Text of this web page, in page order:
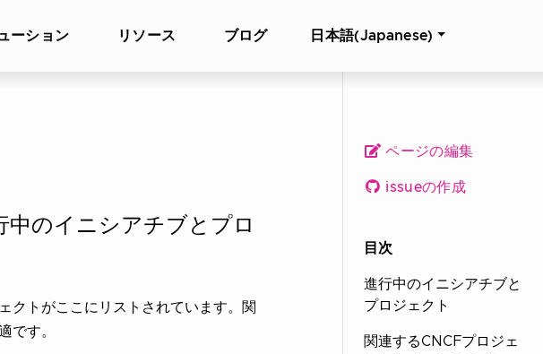
ーション リソース ブログ 日本語(Japanese)
ページの編集
issueの作成
目次
進行中のイニシアチブと
プロジェクト
関連するCNCFプロジェ
中のイニシアチブとプロ
クトがここにリストされています。関
です。